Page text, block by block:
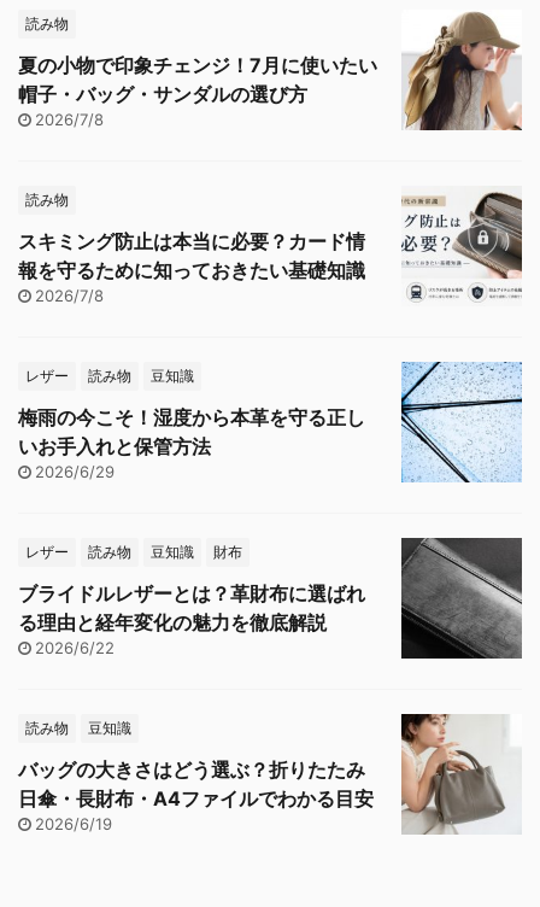
読み物
夏の小物で印象チェンジ！7月に使いたい
帽子・バッグ・サンダルの選び方
2026/7/8
読み物
スキミング防止は本当に必要？カード情
報を守るために知っておきたい基礎知識
2026/7/8
レザー 読み物 豆知識
梅雨の今こそ！湿度から本革を守る正し
いお手入れと保管方法
2026/6/29
レザー 読み物 豆知識 財布
ブライドルレザーとは？革財布に選ばれ
る理由と経年変化の魅力を徹底解説
2026/6/22
読み物 豆知識
バッグの大きさはどう選ぶ？折りたたみ
日傘・長財布・A4ファイルでわかる目安
2026/6/19